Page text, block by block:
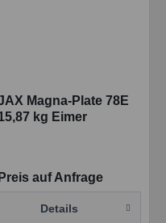
Magna-Plate 78E
kg Eimer
Preis auf Anfrage
Details